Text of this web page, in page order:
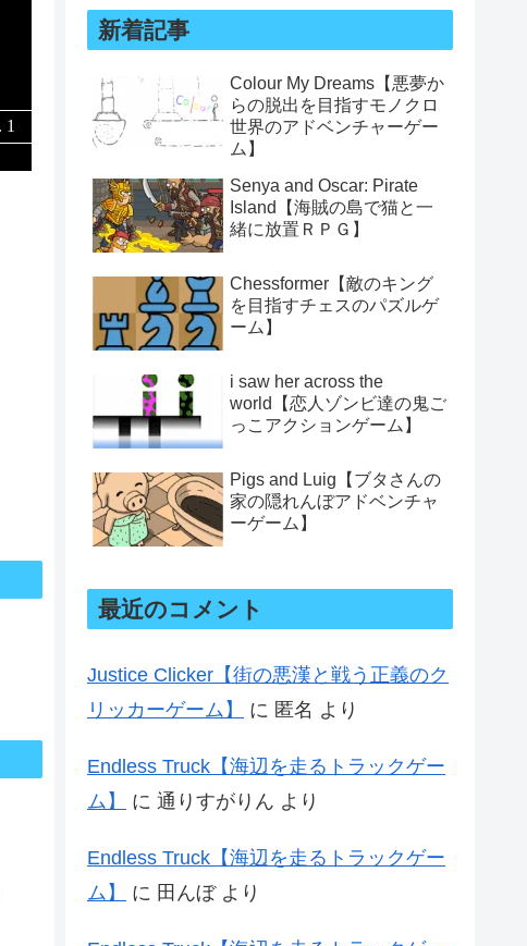
新着記事
Colour My Dreams【悪夢か
らの脱出を目指すモノクロ
世界のアドベンチャーゲー
ム】
Senya and Oscar: Pirate
Island【海賊の島で猫と一
緒に放置ＲＰＧ】
Chessformer【敵のキング
を目指すチェスのパズルゲ
ーム】
i saw her across the
world【恋人ゾンビ達の鬼ご
っこアクションゲーム】
Pigs and Luig【ブタさんの
家の隠れんぼアドベンチャ
ーゲーム】
最近のコメント
Justice Clicker【街の悪漢と戦う正義のク
リッカーゲーム】
に 匿名 より
Endless Truck【海辺を走るトラックゲー
ム】
に 通りすがりん より
Endless Truck【海辺を走るトラックゲー
ム】
に 田んぼより